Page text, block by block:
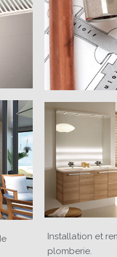
Installation et
plomberie.